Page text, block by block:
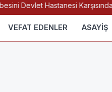
Devlet Hastanesi
VEFAT EDENLER ASAYİŞ